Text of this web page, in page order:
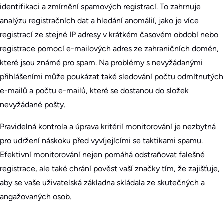
identifikaci a zmírnění spamových registrací. To zahrnuje
analýzu registračních dat a hledání anomálií, jako je více
registrací ze stejné IP adresy v krátkém časovém období nebo
registrace pomocí e-mailových adres ze zahraničních domén,
které jsou známé pro spam. Na problémy s nevyžádanými
přihlášeními může poukázat také sledování počtu odmítnutých
e-mailů a počtu e-mailů, které se dostanou do složek
nevyžádané pošty.
Pravidelná kontrola a úprava kritérií monitorování je nezbytná
pro udržení náskoku před vyvíjejícími se taktikami spamu.
Efektivní monitorování nejen pomáhá odstraňovat falešné
registrace, ale také chrání pověst vaší značky tím, že zajišťuje,
aby se vaše uživatelská základna skládala ze skutečných a
angažovaných osob.